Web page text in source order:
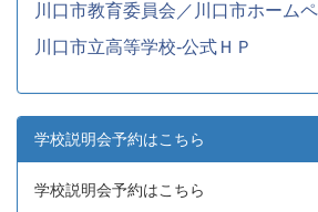
川口市教育委員会／川口市ホーム
川口市立高等学校-公式ＨＰ
学校説明会予約はこちら
学校説明会予約はこちら